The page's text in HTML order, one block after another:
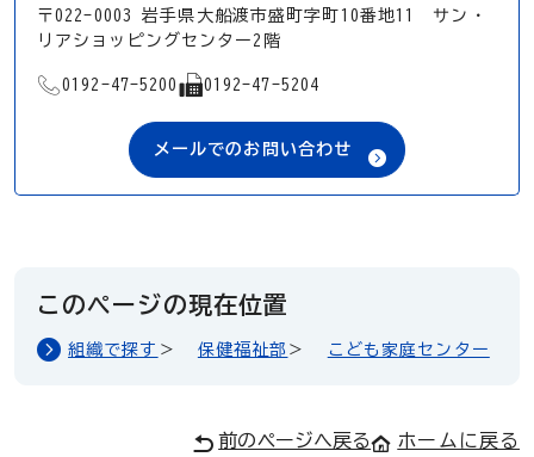
〒022-0003 岩手県大船渡市盛町字町10番地11 サン・
リアショッピングセンター2階
TEL
0192-47-5200 FAX
0192-47-5204
メールでのお問い合わせ
このページの現在位置
組織で探す 保健福祉部 こども家庭センター
前のページへ戻る ホームに戻る